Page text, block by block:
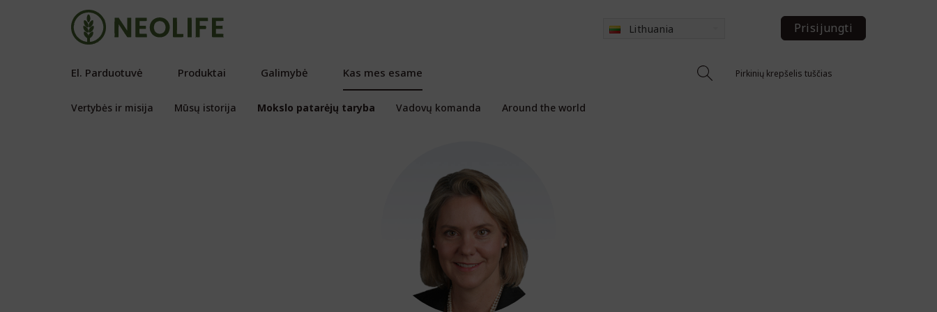
Lithuania Prisijungti
Pirkinių krepšelis tuščias
El. Parduotuvė Produktai Galimybė Kas mes esame
Vertybės ir misija Mūsų istorija Mokslo patarėjų taryba Vadovų komanda Around the world